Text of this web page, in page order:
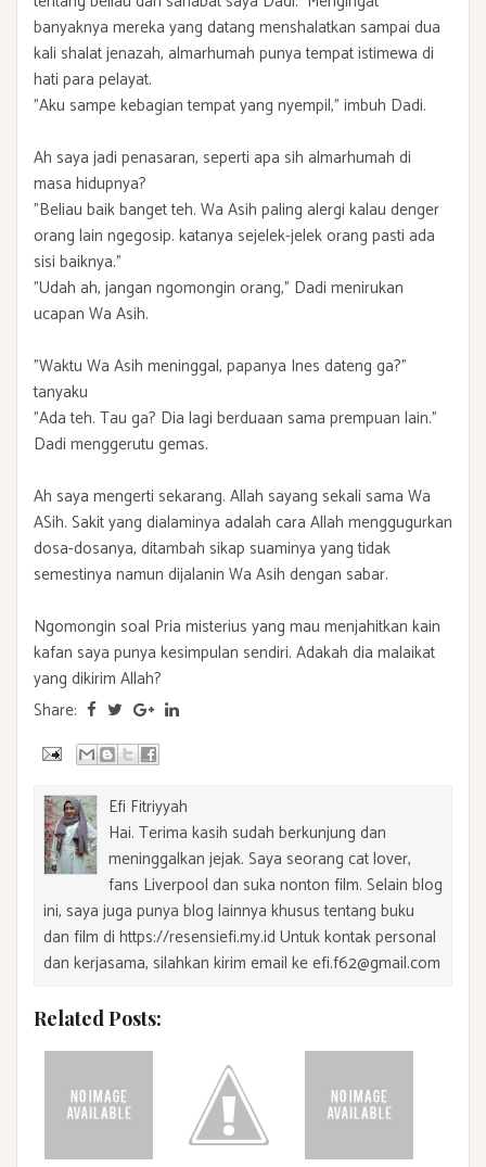
banyaknya mereka yang datang menshalatkan sampai dua
kali shalat jenazah, almarhumah punya tempat istimewa di
hati para pelayat.
"Aku sampe kebagian tempat yang nyempil," imbuh Dadi.
Ah saya jadi penasaran, seperti apa sih almarhumah di
masa hidupnya?
"Beliau baik banget teh. Wa Asih paling alergi kalau denger
orang lain ngegosip. katanya sejelek-jelek orang pasti ada
sisi baiknya."
"Udah ah, jangan ngomongin orang," Dadi menirukan
ucapan Wa Asih.
"Waktu Wa Asih meninggal, papanya Ines dateng ga?"
tanyaku
"Ada teh. Tau ga? Dia lagi berduaan sama prempuan lain."
Dadi menggerutu gemas.
Ah saya mengerti sekarang. Allah sayang sekali sama Wa
ASih. Sakit yang dialaminya adalah cara Allah menggugurkan
dosa-dosanya, ditambah sikap suaminya yang tidak
semestinya namun dijalanin Wa Asih dengan sabar.
Ngomongin soal Pria misterius yang mau menjahitkan kain
kafan saya punya kesimpulan sendiri. Adakah dia malaikat
yang dikirim Allah?
Share:
Efi Fitriyyah
Hai. Terima kasih sudah berkunjung dan
meninggalkan jejak. Saya seorang cat lover,
fans Liverpool dan suka nonton film. Selain blog
ini, saya juga punya blog lainnya khusus tentang buku
dan film di https://resensiefi.my.id Untuk kontak personal
dan kerjasama, silahkan kirim email ke efi.f62@gmail.com
Related Posts: